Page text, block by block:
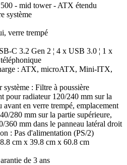
- mid tower - ATX étendu
système
verre trempé
C 3.2 Gen 2 ¦ 4 x USB 3.0 ¦ 1 x
: ATX, microATX, Mini-ITX,
: Filtre à poussière
pour radiateur 120/240 mm sur la
avant en verre trempé, emplacement
280 mm sur la partie supérieure,
360 mm dans le panneau latéral droit
: Pas d'alimentation (PS/2)
cm x 39.8 cm x 60.8 cm
de 3 ans